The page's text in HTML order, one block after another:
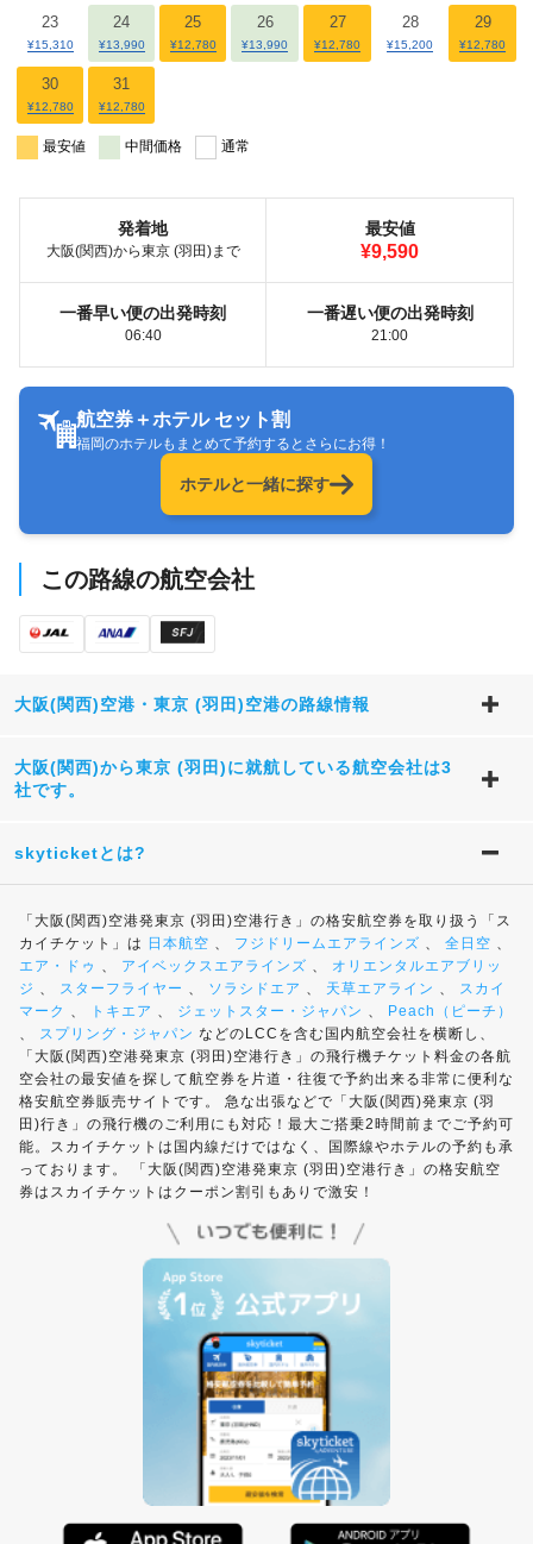
23
¥15,310
24
¥13,990
25
¥12,780
26
¥13,990
27
¥12,780
28
¥15,200
29
¥12,780
30
¥12,780
31
¥12,780
最安値 中間価格 通常
発着地
大阪(関西)から東京 (羽田)まで
最安値
¥9,590
一番早い便の出発時刻
06:40
一番遅い便の出発時刻
21:00
航空券＋ホテル セット割
福岡のホテルもまとめて予約するとさらにお得！
ホテルと一緒に探す
この路線の航空会社
大阪(関西)空港・東京 (羽田)空港の路線情報
大阪(関西)から東京 (羽田)に就航している航空会社は3
社です。
skyticketとは?
「大阪(関西)空港発東京 (羽田)空港行き」の格安航空券を取り扱う「ス
カイチケット」は 日本航空 、 フジドリームエアラインズ 、 全日空 、
エア・ドゥ 、 アイベックスエアラインズ 、 オリエンタルエアブリッ
ジ 、 スターフライヤー 、 ソラシドエア 、 天草エアライン 、 スカイ
マーク 、 トキエア 、 ジェットスター・ジャパン 、
Peach（ピーチ）
、 スプリング・ジャパン などのLCCを含む国内航空会社を横断し、
「大阪(関西)空港発東京 (羽田)空港行き」の飛行機チケット料金の各航
空会社の最安値を探して航空券を片道・往復で予約出来る非常に便利な
格安航空券販売サイトです。 急な出張などで「大阪(関西)発東京 (羽
田)行き」の飛行機のご利用にも対応！最大ご搭乗2時間前までご予約可
能。スカイチケットは国内線だけではなく、国際線やホテルの予約も承
っております。 「大阪(関西)空港発東京 (羽田)空港行き」の格安航空
券はスカイチケットはクーポン割引もありで激安！